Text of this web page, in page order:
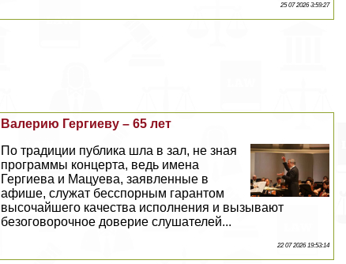
25 07 2026 3:59:27
Валерию Гергиеву – 65 лет
По традиции публика шла в зал, не зная
программы концерта, ведь имена
Гергиева и Мацуева, заявленные в
афише, служат бесспopным гарантом
высочайшего качества исполнения и вызывают
безоговорочное доверие слушателей...
22 07 2026 19:53:14